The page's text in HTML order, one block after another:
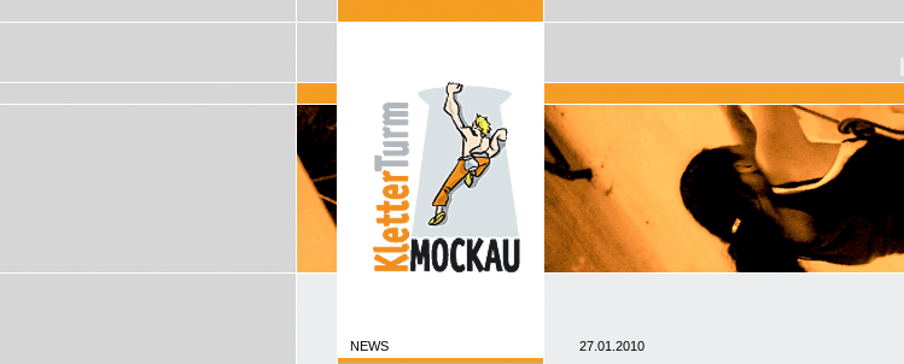
NEWS 27.01.2010